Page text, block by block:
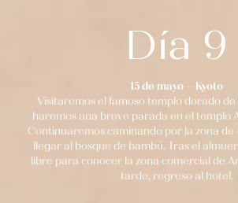
Día 9
15 de mayo – Kyoto
Visitaremos el famoso templo dorado de
haremos una breve parada en el templo
Continuaremos caminando por la zona de
llegar al bosque de bambú. Tras el
libre para conocer la zona comercial de
tarde, regreso al hotel.